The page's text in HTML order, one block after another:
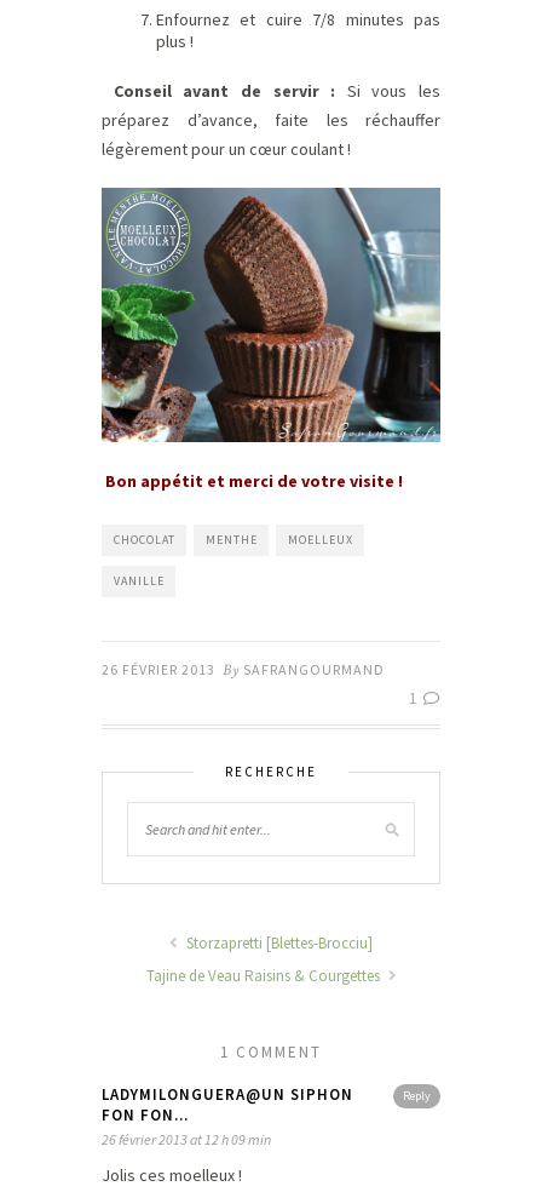
Enfournez et cuire 7/8 minutes pas
plus !
Conseil avant de servir : Si vous les
préparez d’avance, faite les réchauffer
légèrement pour un cœur coulant !
Bon appétit et merci de votre visite !
CHOCOLAT MENTHE MOELLEUX
VANILLE
26 FÉVRIER 2013 By SAFRANGOURMAND
1
RECHERCHE
Storzapretti [Blettes-Brocciu]
Tajine de Veau Raisins & Courgettes
1 COMMENT
Reply
LADYMILONGUERA@UN SIPHON
FON FON...
26 février 2013 at 12 h 09 min
Jolis ces moelleux !